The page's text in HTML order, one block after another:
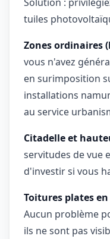
tuiles
Zones ordinaires
vous n'avez
en surimposition
installations
au service
Citadelle et
servitudes de vue
d'investir si vous
Toitures plates
Aucun problème
ils ne sont pas